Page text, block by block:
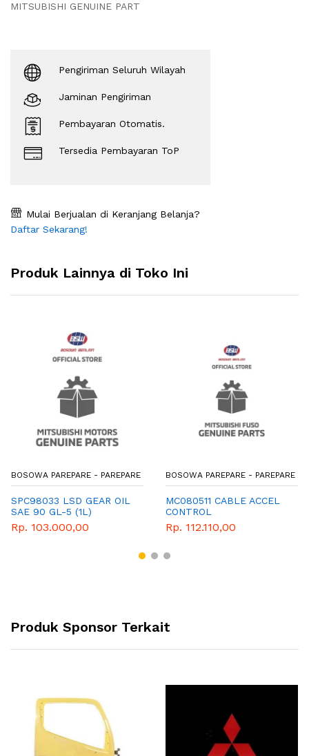
MITSUBISHI GENUINE PART
Pengiriman Seluruh Wilayah
Jaminan Pengiriman
Pembayaran Otomatis.
Tersedia Pembayaran ToP
Mulai Berjualan di Keranjang Belanja?
Daftar Sekarang!
Produk Lainnya di Toko Ini
BOSOWA PAREPARE - PAREPARE
SPC98033 LSD GEAR OIL
SAE 90 GL-5 (1L)
Rp. 103.000,00
BOSOWA PAREPARE - PAREPARE
MC080511 CABLE ACCEL
CONTROL
Rp. 112.110,00
Produk Sponsor Terkait